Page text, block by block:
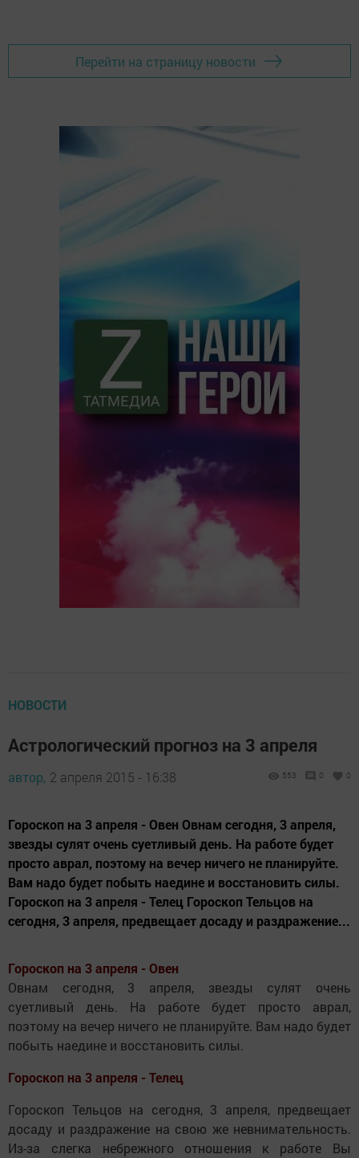
Перейти на страницу новости
НОВОСТИ
Астрологический прогноз на 3 апреля
автор, 2 апреля 2015 - 16:38 553 0 0
Гороскоп на 3 апреля - Овен Овнам сегодня, 3 апреля,
звезды сулят очень суетливый день. На работе будет
просто аврал, поэтому на вечер ничего не планируйте.
Вам надо будет побыть наедине и восстановить силы.
Гороскоп на 3 апреля - Телец Гороскоп Тельцов на
сегодня, 3 апреля, предвещает досаду и раздражение...
Гороскоп на 3 апреля - Овен
Овнам сегодня, 3 апреля, звезды сулят очень
суетливый день. На работе будет просто аврал,
поэтому на вечер ничего не планируйте. Вам надо будет
побыть наедине и восстановить силы.
Гороскоп на 3 апреля - Телец
Гороскоп Тельцов на сегодня, 3 апреля, предвещает
досаду и раздражение на свою же невнимательность.
Из-за слегка небрежного отношения к работе Вы